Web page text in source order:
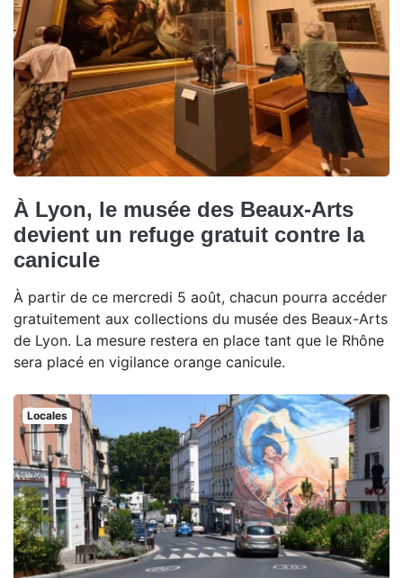
À Lyon, le musée des Beaux-Arts
devient un refuge gratuit contre la
canicule
À partir de ce mercredi 5 août, chacun pourra accéder
gratuitement aux collections du musée des Beaux-Arts
de Lyon. La mesure restera en place tant que le Rhône
sera placé en vigilance orange canicule.
Locales